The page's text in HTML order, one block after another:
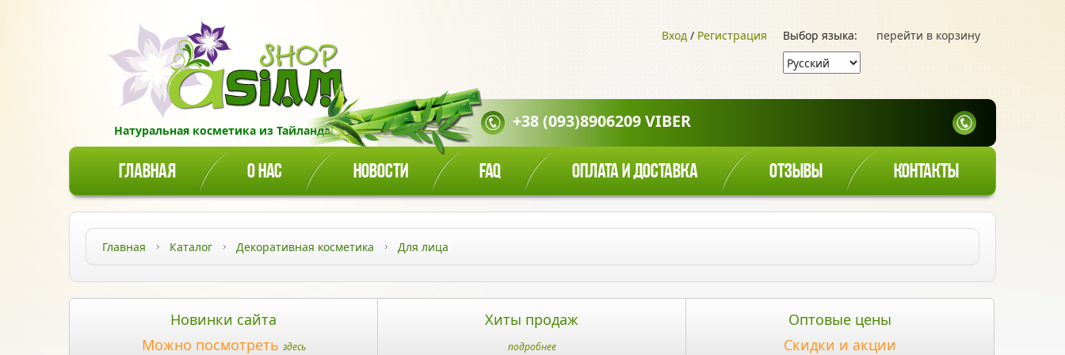
Натуральная косметика из Тайланда!
перейти в корзину
Выбор языка:
Вход / Регистрация
+38 (093)8906209 VIBER
ГЛАВНАЯ О НАС НОВОСТИ FAQ ОПЛАТА И ДОСТАВКА ОТЗЫВЫ КОНТАКТЫ
Главная Каталог Декоративная косметика Для лица
Новинки сайта
Можно посмотреть здесь
Хиты продаж
подробнее
Оптовые цены
Скидки и акции